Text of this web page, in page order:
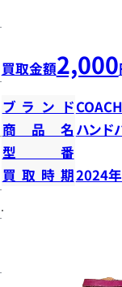
買取金額2,000
ブランドCOACH
商品名 ハンド
型番
買取時期2024